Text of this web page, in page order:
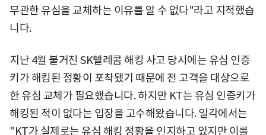
무관한 유심을 교체하는 이유를 알 수 없다"라고 지적했습
니다.
지난 4월 불거진 SK텔레콤 해킹 사고 당시에는 유심 인증
키가 해킹된 정황이 포착됐기 때문에 전 고객을 대상으로
한 유심 교체가 필요했습니다. 하지만 KT는 유심 인증키가
해킹된 적이 없다는 입장을 고수해왔습니다. 일각에서는
"KT가 실제로는 유심 해킹 정황을 인지하고 있지만 이를